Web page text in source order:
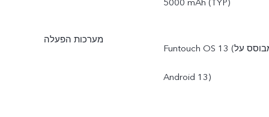
מערכות הפעלה
Funtouch OS 13 (מבוסס על
Android 13)